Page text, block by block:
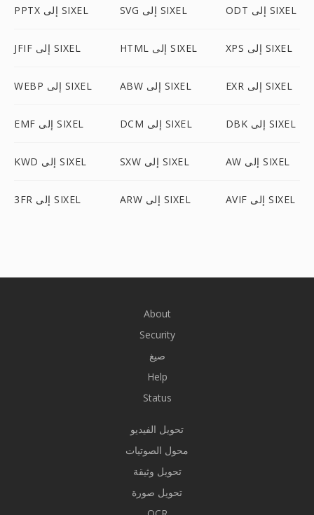
PPTX إلى SIXEL SVG إلى SIXEL ODT إلى SIXEL
JFIF إلى SIXEL HTML إلى SIXEL XPS إلى SIXEL
WEBP إلى SIXEL ABW إلى SIXEL EXR إلى SIXEL
EMF إلى SIXEL DCM إلى SIXEL DBK إلى SIXEL
KWD إلى SIXEL SXW إلى SIXEL AW إلى SIXEL
3FR إلى SIXEL ARW إلى SIXEL AVIF إلى SIXEL
About
Security
صيغ
Help
Status
تحويل الفيديو
محول الصوتيات
تحويل وثيقة
تحويل صورة